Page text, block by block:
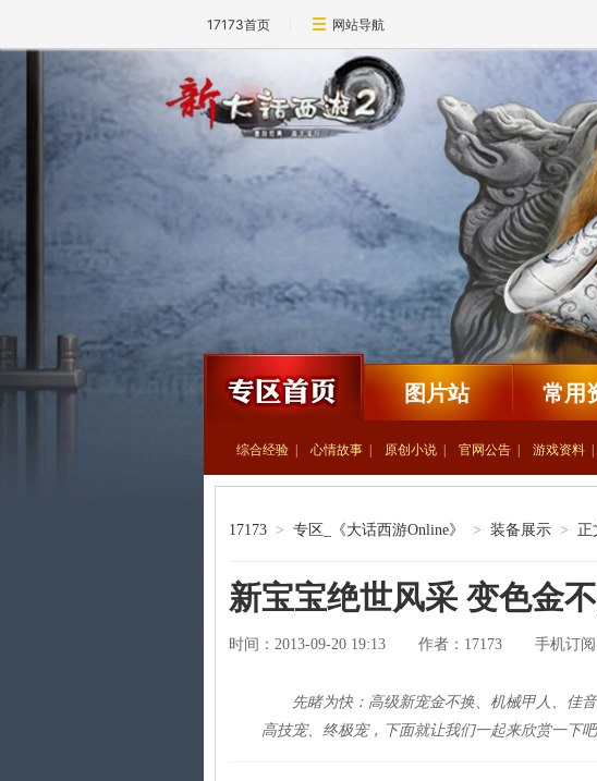
17173首页 网站导航
图片站 常用
综合经验 心情故事 原创小说 官网公告 游戏资料
17173 > 专区_《大话西游Online》 > 装备展示 > 正
新宝宝绝世风采 变色金
时间：2013-09-20 19:13 作者： 17173 手机订阅
先睹为快：高级新宠金不换、机械甲人、佳
高技宠、终极宠，下面就让我们一起来欣赏一下吧